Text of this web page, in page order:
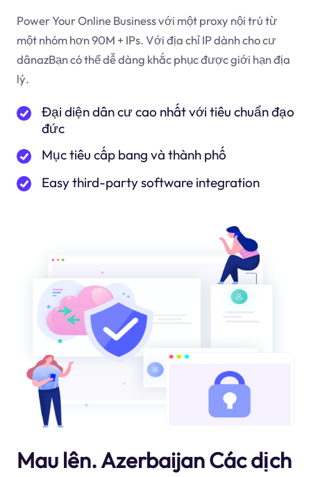
Power Your Online Business với một proxy nội trú từ
một nhóm hơn 90M + IPs. Với địa chỉ IP dành cho cư
dânazBạn có thể dễ dàng khắc phục được giới hạn địa
lý.
Đại diện dân cư cao nhất với tiêu chuẩn đạo
đức
Mục tiêu cấp bang và thành phố
Easy third-party software integration
Mau lên. Azerbaijan Các dịch